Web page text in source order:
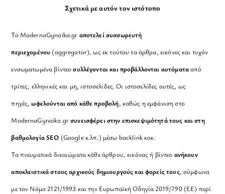
Σχετικά με αυτόν τον ιστότοπο
Το ModernaGynaika.gr αποτελεί συσσωρευτή
περιεχομένου (aggregator), ως εκ τούτου τα άρθρα, εικόνες και τυχόν
ενσωματωμένα βίντεοσυλλέγονται και προβάλλονται αυτόματααπό
τρίτες, ελληνικές και μη, ιστοσελίδες. Οι ιστοσελίδες αυτές, ως
πηγές,ωφελούνται από κάθε προβολή, καθώς η εμφάνιση στο
ModernaGynaika.grσυνεισφέρει στην επισκεψιμότητά τους και στη
βαθμολογία SEO (Google κ.λπ.) μέσω backlink κοκ.
Τα πνευματικά δικαιώματα κάθε άρθρου, εικόνας ή βίντεο ανήκουν
αποκλειστικά στους αρχικούς δημιουργούς και φορείς τους, σύμφωνα
με τον Νόμο 2121/1993 και την Ευρωπαϊκή Οδηγία 2019/790 (ΕΕ) περί